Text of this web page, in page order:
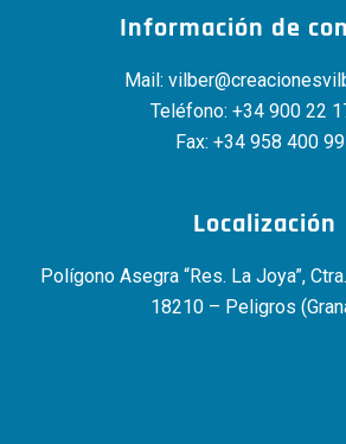
Información de
Mail:
Teléfono:+34 900 22
Fax: +34 958 400
Localización
Polígono Asegra “Res. La Joya”,
18210 – Peligros